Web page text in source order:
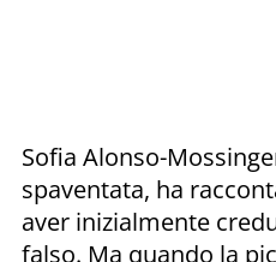
Sofia Alonso-
spaventata, ha
aver inizialmente
falso. Ma quando la